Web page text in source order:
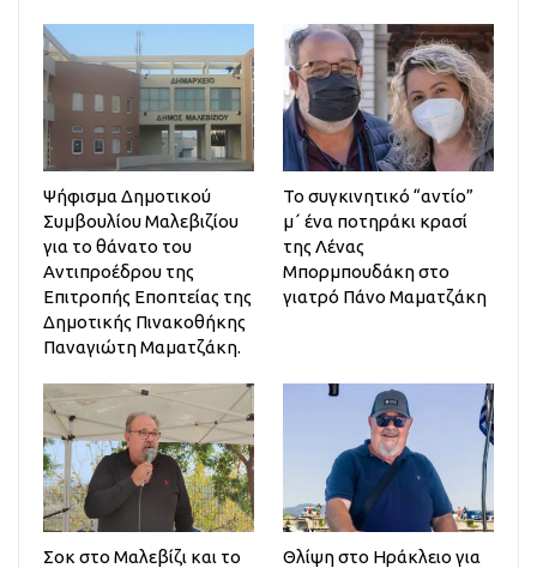
Ψήφισμα Δημοτικού
Συμβουλίου Μαλεβιζίου
για το θάνατο του
Αντιπροέδρου της
Επιτροπής Εποπτείας της
Δημοτικής Πινακοθήκης
Παναγιώτη Μαματζάκη.
Το συγκινητικό “αντίο”
μ΄ ένα ποτηράκι κρασί
της Λένας
Μπορμπουδάκη στο
γιατρό Πάνο Μαματζάκη
Σοκ στο Μαλεβίζι και το
Θλίψη στο Ηράκλειο για